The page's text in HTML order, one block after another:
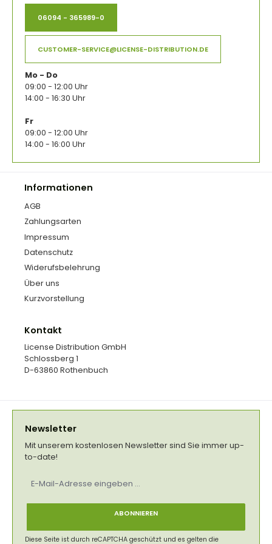
06094 - 365989-0
CUSTOMER-SERVICE@LICENSE-DISTRIBUTION.DE
Mo - Do
09:00 - 12:00 Uhr
14:00 - 16:30 Uhr
Fr
09:00 - 12:00 Uhr
14:00 - 16:00 Uhr
Informationen
AGB
Zahlungsarten
Impressum
Datenschutz
Widerufsbelehrung
Über uns
Kurzvorstellung
Kontakt
License Distribution GmbH
Schlossberg 1
D-63860 Rothenbuch
Newsletter
Mit unserem kostenlosen Newsletter sind Sie immer up-
to-date!
Mail-
ABONNIEREN
Diese Seite ist durch reCAPTCHA geschützt und es gelten die